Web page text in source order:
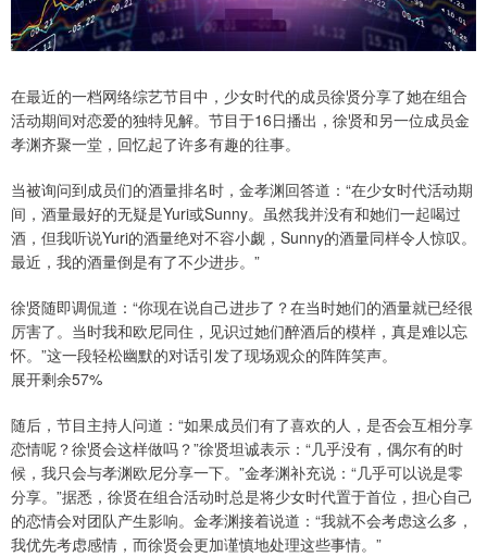
在最近的一档网络综艺节目中，少女时代的成员徐贤分享了她在组合
活动期间对恋爱的独特见解。节目于16日播出，徐贤和另一位成员金
孝渊齐聚一堂，回忆起了许多有趣的往事。
当被询问到成员们的酒量排名时，金孝渊回答道：“在少女时代活动期
间，酒量最好的无疑是Yuri或Sunny。虽然我并没有和她们一起喝过
酒，但我听说Yuri的酒量绝对不容小觑，Sunny的酒量同样令人惊叹。
最近，我的酒量倒是有了不少进步。”
徐贤随即调侃道：“你现在说自己进步了？在当时她们的酒量就已经很
厉害了。当时我和欧尼同住，见识过她们醉酒后的模样，真是难以忘
怀。”这一段轻松幽默的对话引发了现场观众的阵阵笑声。
展开剩余57%
随后，节目主持人问道：“如果成员们有了喜欢的人，是否会互相分享
恋情呢？徐贤会这样做吗？”徐贤坦诚表示：“几乎没有，偶尔有的时
候，我只会与孝渊欧尼分享一下。”金孝渊补充说：“几乎可以说是零
分享。”据悉，徐贤在组合活动时总是将少女时代置于首位，担心自己
的恋情会对团队产生影响。金孝渊接着说道：“我就不会考虑这么多，
我优先考虑感情，而徐贤会更加谨慎地处理这些事情。”